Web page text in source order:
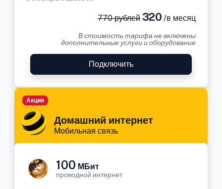
770 рублей320 /в месяц
В стоимость тарифа не включены
дополнительные услуги и оборудование
Подключить
Домашний интернет
Мобильная связь
Акция
100 МБит
проводной интернет